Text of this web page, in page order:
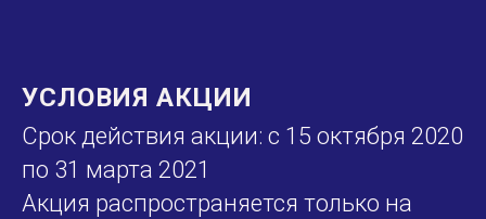
УСЛОВИЯ АКЦИИ
Срок действия акции: с 15 октября 2020
по 31 марта 2021
Акция распространяется только на